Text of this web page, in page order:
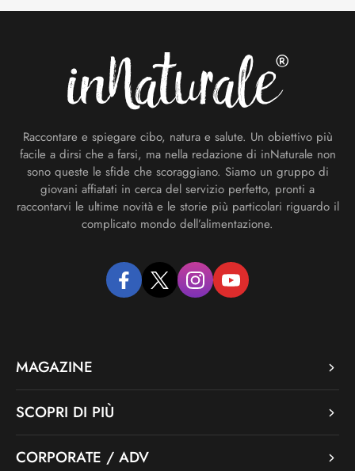
Raccontare e spiegare cibo, natura e salute. Un obiettivo più
facile a dirsi che a farsi, ma nella redazione di inNaturale non
sono queste le sfide che scoraggiano. Siamo un gruppo di
giovani affiatati in cerca del servizio perfetto, pronti a
raccontarvi le ultime novità e le storie più particolari riguardo il
complicato mondo dell’alimentazione.
facebooktwitter instagramyoutube
MAGAZINE
SCOPRI DI PIÙ
CORPORATE / ADV